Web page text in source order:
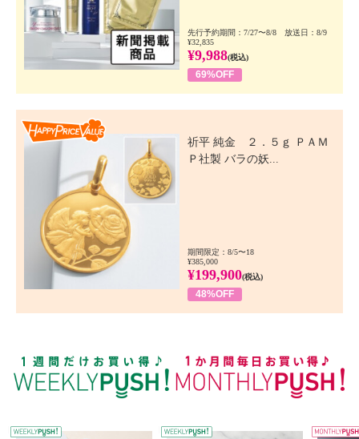
先行予約期間：7/27〜8/8 放送日：8/9
¥32,835
¥9,988(税込)
69%OFF
祈平 純金 ２．５ｇ ＰＡＭ
Ｐ社製 バラの妖...
期間限定：8/5〜18
¥385,000
¥199,900(税込)
48%OFF
WEEKLY PUSH